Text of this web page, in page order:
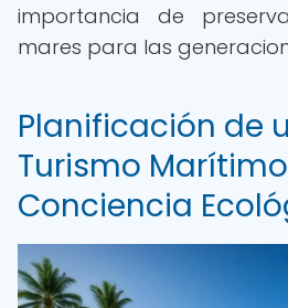
importancia de
mares para las
Planificación de
Turismo
Conciencia